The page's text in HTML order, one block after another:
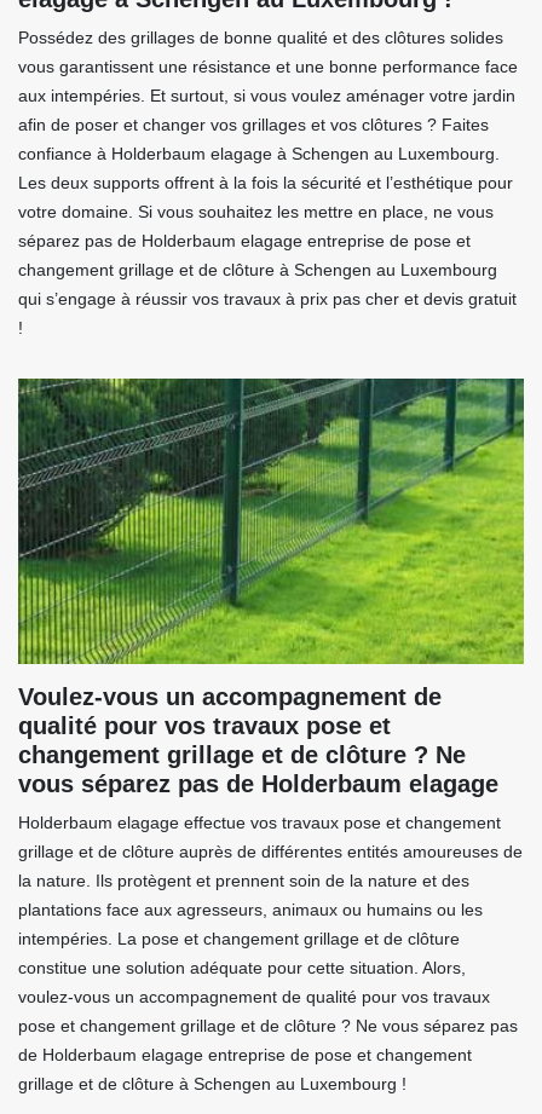
Possédez des grillages de bonne qualité et des clôtures solides
vous garantissent une résistance et une bonne performance face
aux intempéries. Et surtout, si vous voulez aménager votre jardin
afin de poser et changer vos grillages et vos clôtures ? Faites
confiance à Holderbaum elagage à Schengen au Luxembourg.
Les deux supports offrent à la fois la sécurité et l’esthétique pour
votre domaine. Si vous souhaitez les mettre en place, ne vous
séparez pas de Holderbaum elagage entreprise de pose et
changement grillage et de clôture à Schengen au Luxembourg
qui s’engage à réussir vos travaux à prix pas cher et devis gratuit
!
Voulez-vous un accompagnement de
qualité pour vos travaux pose et
changement grillage et de clôture ? Ne
vous séparez pas de Holderbaum elagage
Holderbaum elagage effectue vos travaux pose et changement
grillage et de clôture auprès de différentes entités amoureuses de
la nature. Ils protègent et prennent soin de la nature et des
plantations face aux agresseurs, animaux ou humains ou les
intempéries. La pose et changement grillage et de clôture
constitue une solution adéquate pour cette situation. Alors,
voulez-vous un accompagnement de qualité pour vos travaux
pose et changement grillage et de clôture ? Ne vous séparez pas
de Holderbaum elagage entreprise de pose et changement
grillage et de clôture à Schengen au Luxembourg !